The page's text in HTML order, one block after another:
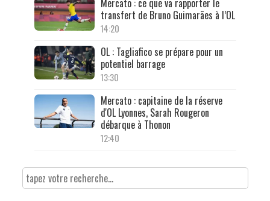
transfert de Bruno Guimarães à l’OL
14:20
OL : Tagliafico se prépare pour un
potentiel barrage
13:30
Mercato : capitaine de la réserve
d'OL Lyonnes, Sarah Rougeron
débarque à Thonon
12:40